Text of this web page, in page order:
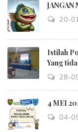
JANGAN
20-
Istilah
Yang
28-
4 MEI
04-